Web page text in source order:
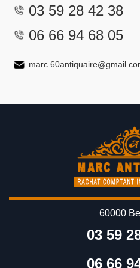
03 59 28 42 38
06 66 94 68 05
60000
03 59
06 66